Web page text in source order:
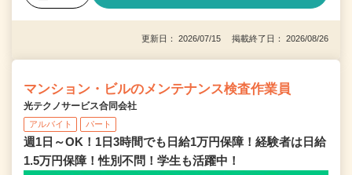
更新日： 2026/07/15 掲載終了日： 2026/08/26
マンション・ビルのメンテナンス検査作業員
光テクノサービス合同会社
アルバイト パート
週1日～OK！1日3時間でも日給1万円保障！経験者は日給
1.5万円保障！性別不問！学生も活躍中！